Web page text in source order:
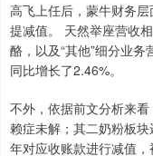
高飞上任后，蒙牛财务
提减值。 天然举座营收
酪，以及“其他”细分业
同比增长了2.46%。
不外，依据前文分析来
赖症未解；其二奶粉板
年对应收账款进行减值